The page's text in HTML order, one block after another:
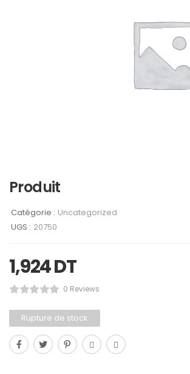
Produit
Catégorie : Uncategorized
UGS : 20750
1,924DT
0 Reviews
Rupture de stock